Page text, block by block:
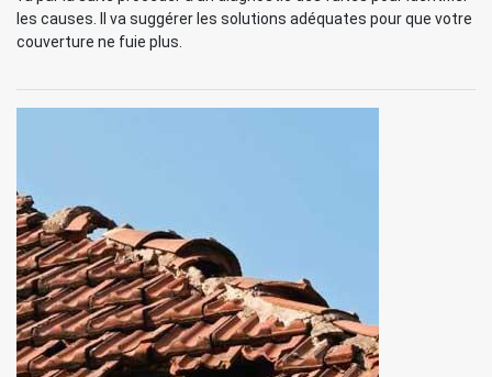
les causes. Il va suggérer les solutions adéquates pour que votre
couverture ne fuie plus.